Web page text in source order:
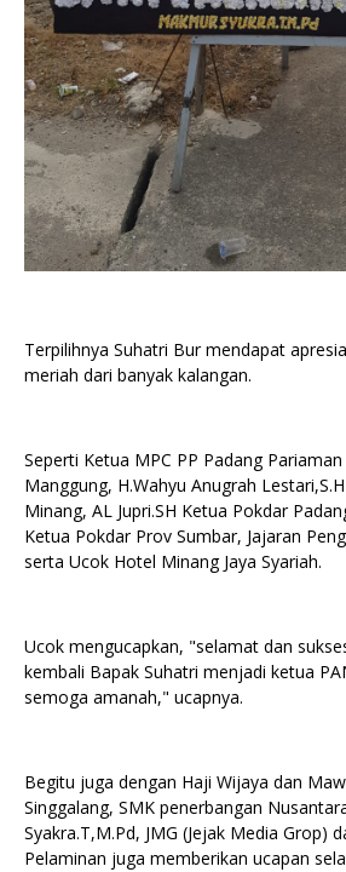
Terpilihnya Suhatri Bur mendapat
meriah dari banyak kalangan.
Seperti Ketua MPC PP Padang
Manggung, H.Wahyu Anugrah
Minang, AL Jupri.SH Ketua Pokdar
Ketua Pokdar Prov Sumbar, Jajaran
serta Ucok Hotel Minang Jaya Syariah.
Ucok mengucapkan, "selamat dan
kembali Bapak Suhatri menjadi ketua
semoga amanah," ucapnya.
Begitu juga dengan Haji Wijaya dan
Singgalang, SMK penerbangan
Syakra.T,M.Pd, JMG (Jejak Media Grop)
Pelaminan juga memberikan ucapan